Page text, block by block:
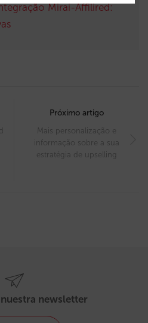
Mirai-Affilired:
Próximo artigo
Mais personalização e
informação sobre a sua
estratégia de upselling
newsletter